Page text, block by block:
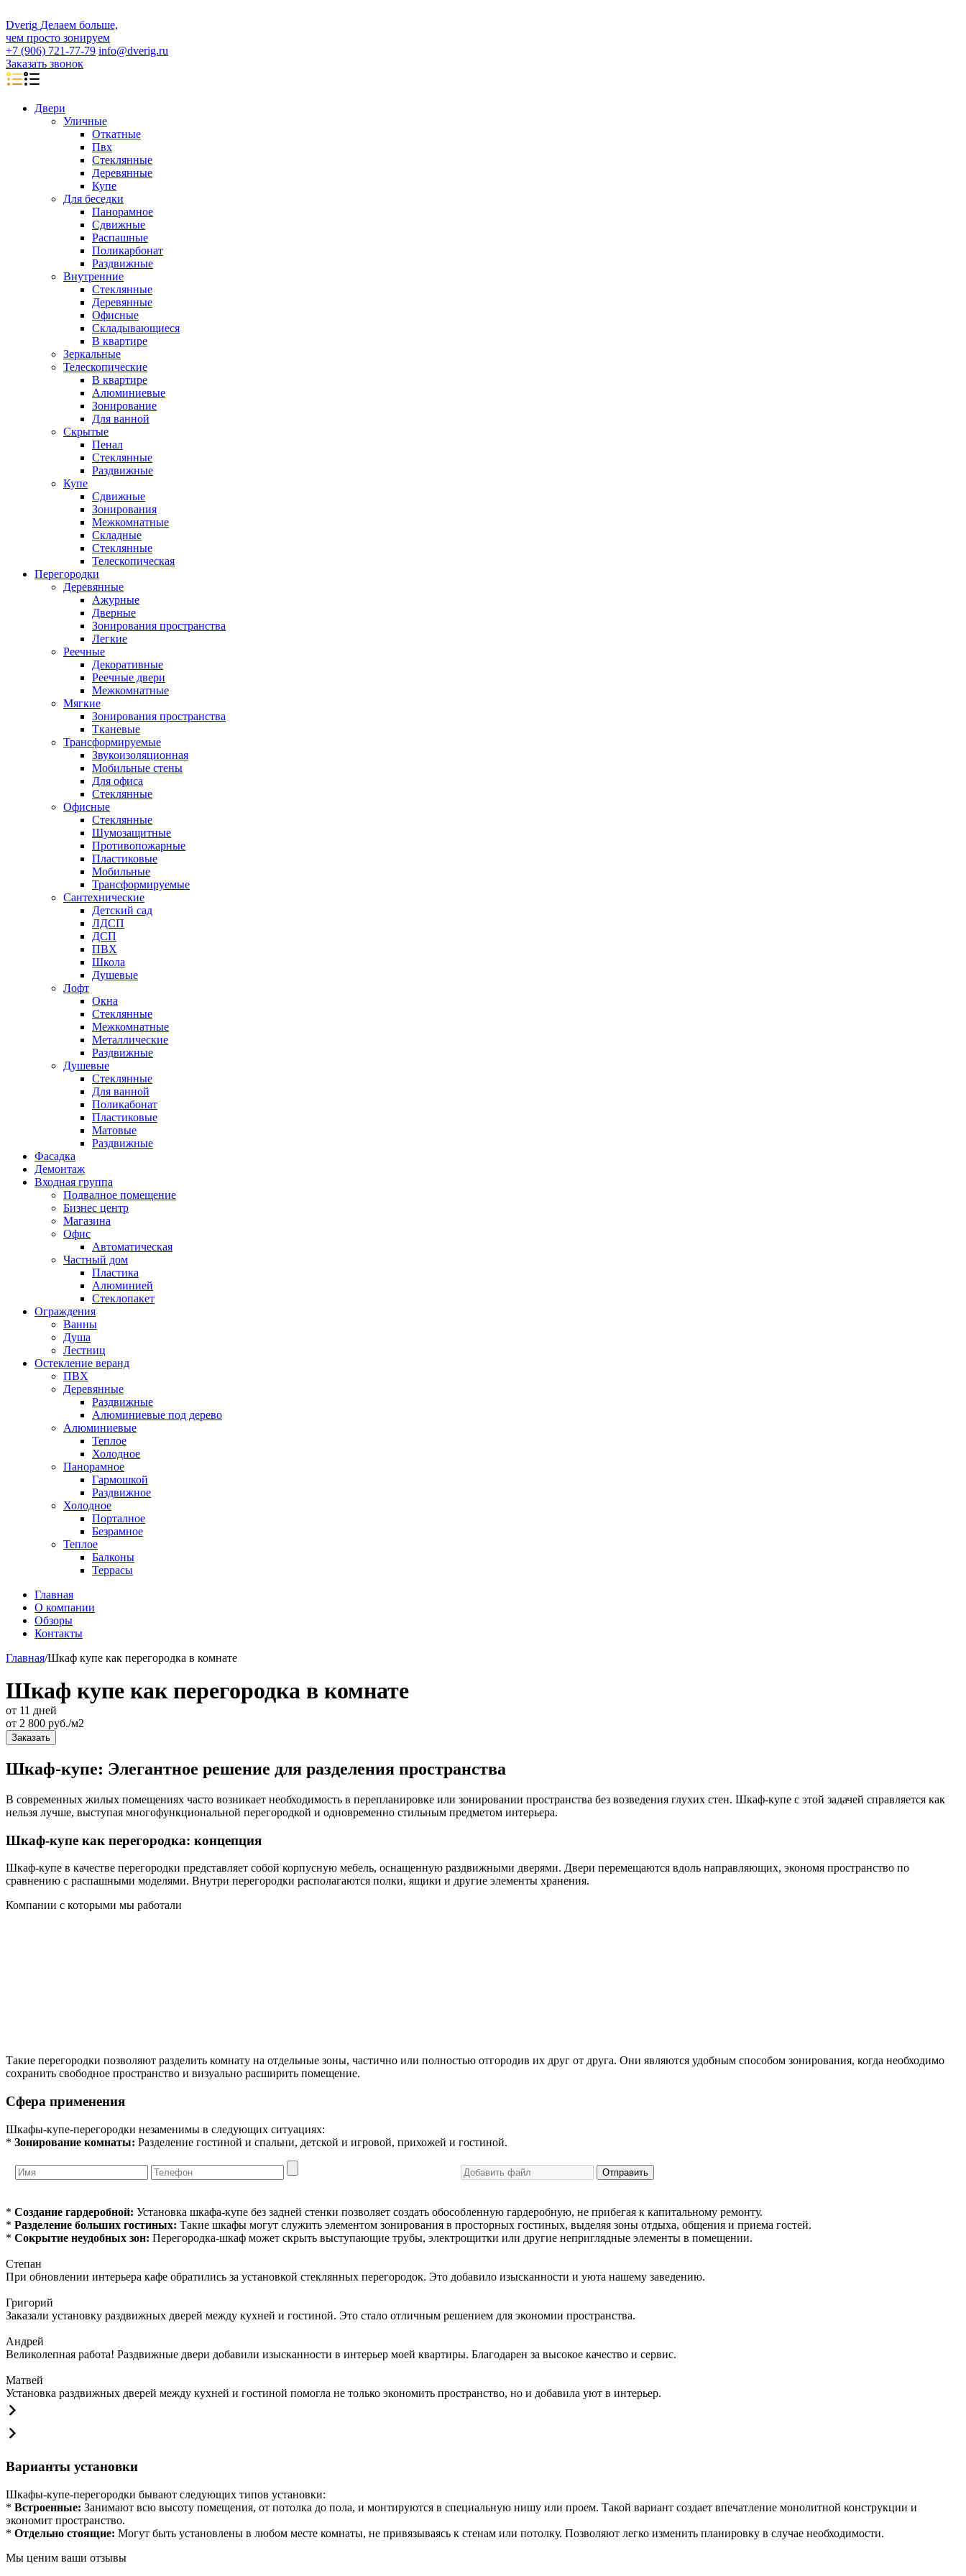
Dverig Делаем больше,
чем просто зонируем
+7 (906) 721-77-79 info@dverig.ru
Заказать звонок
Двери
Уличные
Откатные
Пвх
Стеклянные
Деревянные
Купе
Для беседки
Панорамное
Сдвижные
Распашные
Поликарбонат
Раздвижные
Внутренние
Стеклянные
Деревянные
Офисные
Складывающиеся
В квартире
Зеркальные
Телескопические
В квартире
Алюминиевые
Зонирование
Для ванной
Скрытые
Пенал
Стеклянные
Раздвижные
Купе
Сдвижные
Зонирования
Межкомнатные
Складные
Стеклянные
Телескопическая
Перегородки
Деревянные
Ажурные
Дверные
Зонирования пространства
Легкие
Реечные
Декоративные
Реечные двери
Межкомнатные
Мягкие
Зонирования пространства
Тканевые
Трансформируемые
Звукоизоляционная
Мобильные стены
Для офиса
Стеклянные
Офисные
Стеклянные
Шумозащитные
Противопожарные
Пластиковые
Мобильные
Трансформируемые
Сантехнические
Детский сад
ЛДСП
ДСП
ПВХ
Школа
Душевые
Лофт
Окна
Стеклянные
Межкомнатные
Металлические
Раздвижные
Душевые
Стеклянные
Для ванной
Поликабонат
Пластиковые
Матовые
Раздвижные
Фасадка
Демонтаж
Входная группа
Подвалное помещение
Бизнес центр
Магазина
Офис
Автоматическая
Частный дом
Пластика
Алюминией
Стеклопакет
Ограждения
Ванны
Душа
Лестниц
Остекление веранд
ПВХ
Деревянные
Раздвижные
Алюминиевые под дерево
Алюминиевые
Теплое
Холодное
Панорамное
Гармошкой
Раздвижное
Холодное
Порталное
Безрамное
Теплое
Балконы
Террасы
Главная
О компании
Обзоры
Контакты
Главная/Шкаф купе как перегородка в комнате
Шкаф купе как перегородка в комнате
от 11 дней
от 2 800 руб./м2
Заказать
Шкаф-купе: Элегантное решение для разделения пространства
В современных жилых помещениях часто возникает необходимость в перепланировке или зонировании пространства без возведения глухих стен. Шкаф-купе с этой задачей справляется как
нельзя лучше, выступая многофункциональной перегородкой и одновременно стильным предметом интерьера.
Шкаф-купе как перегородка: концепция
Шкаф-купе в качестве перегородки представляет собой корпусную мебель, оснащенную раздвижными дверями. Двери перемещаются вдоль направляющих, экономя пространство по
сравнению с распашными моделями. Внутри перегородки располагаются полки, ящики и другие элементы хранения.
Компании с которыми мы работали
Такие перегородки позволяют разделить комнату на отдельные зоны, частично или полностью отгородив их друг от друга. Они являются удобным способом зонирования, когда необходимо
сохранить свободное пространство и визуально расширить помещение.
Сфера применения
Шкафы-купе-перегородки незаменимы в следующих ситуациях:
* Зонирование комнаты: Разделение гостиной и спальни, детской и игровой, прихожей и гостиной.
Отправить
* Создание гардеробной: Установка шкафа-купе без задней стенки позволяет создать обособленную гардеробную, не прибегая к капитальному ремонту.
* Разделение больших гостиных: Такие шкафы могут служить элементом зонирования в просторных гостиных, выделяя зоны отдыха, общения и приема гостей.
* Сокрытие неудобных зон: Перегородка-шкаф может скрыть выступающие трубы, электрощитки или другие неприглядные элементы в помещении.
Степан
При обновлении интерьера кафе обратились за установкой стеклянных перегородок. Это добавило изысканности и уюта нашему заведению.
Григорий
Заказали установку раздвижных дверей между кухней и гостиной. Это стало отличным решением для экономии пространства.
Андрей
Великолепная работа! Раздвижные двери добавили изысканности в интерьер моей квартиры. Благодарен за высокое качество и сервис.
Матвей
Установка раздвижных дверей между кухней и гостиной помогла не только экономить пространство, но и добавила уют в интерьер.
Варианты установки
Шкафы-купе-перегородки бывают следующих типов установки:
* Встроенные: Занимают всю высоту помещения, от потолка до пола, и монтируются в специальную нишу или проем. Такой вариант создает впечатление монолитной конструкции и
экономит пространство.
* Отдельно стоящие: Могут быть установлены в любом месте комнаты, не привязываясь к стенам или потолку. Позволяют легко изменить планировку в случае необходимости.
Мы ценим ваши отзывы